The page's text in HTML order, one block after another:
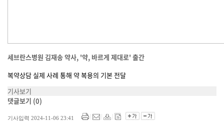
세브란스병원 김재송 약사, '약, 바르게 제대로' 출간
복약상담 실제 사례 통해 약 복용의 기본 전달
기사보기
댓글보기 (0)
기사입력 2024-11-06 23:41